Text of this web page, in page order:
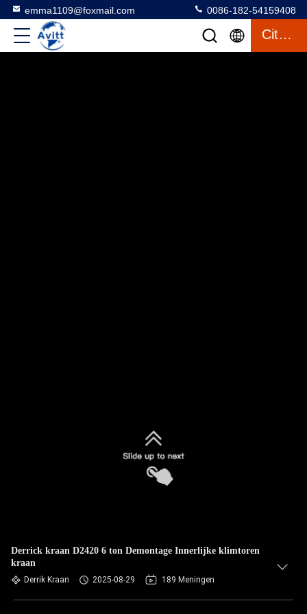
emma1109@foxmail.com 0086-182-54159408
Citaat
Derrick kraan D2420 6 ton Demontage Innerlijke klimtoren
kraan
Derrik Kraan 2025-08-29 189 Meningen